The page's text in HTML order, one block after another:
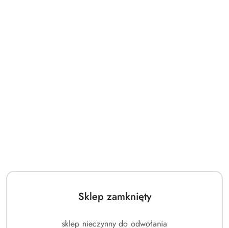
Sklep zamknięty
sklep nieczynny do odwołania